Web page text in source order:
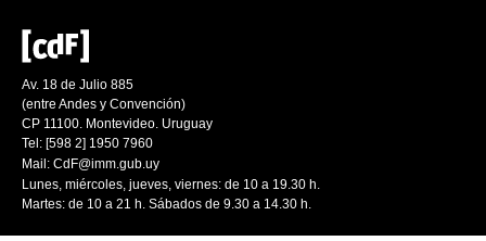
Av. 18 de Julio 885
(entre Andes y Convención)
CP 11100. Montevideo. Uruguay
Tel: [598 2] 1950 7960
Mail: CdF@imm.gub.uy
Lunes, miércoles, jueves, viernes: de 10 a 19.30 h.
Martes: de 10 a 21 h. Sábados de 9.30 a 14.30 h.